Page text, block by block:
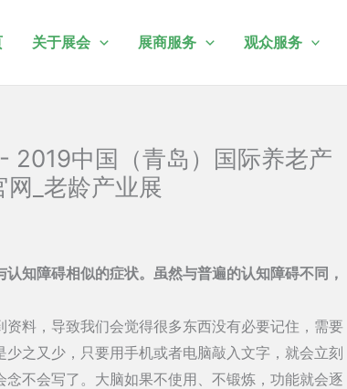
关于展会 展商服务 观众服务
2019中国（青岛）国际养老产
_老龄产业展
知障碍相似的症状。虽然与普遍的认知障碍不同，
料，导致我们会觉得很多东西没有必要记住，需要
之又少，只要用手机或者电脑敲入文字，就会立刻
不会写了。大脑如果不使用、不锻炼，功能就会逐